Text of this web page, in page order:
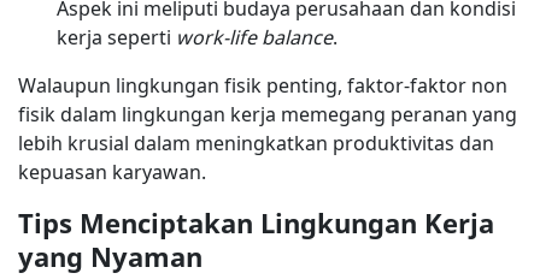
Aspek ini meliputi budaya perusahaan dan kondisi
kerja seperti work-life balance.
Walaupun lingkungan fisik penting, faktor-faktor non
fisik dalam lingkungan kerja memegang peranan yang
lebih krusial dalam meningkatkan produktivitas dan
kepuasan karyawan.
Tips Menciptakan Lingkungan Kerja
yang Nyaman